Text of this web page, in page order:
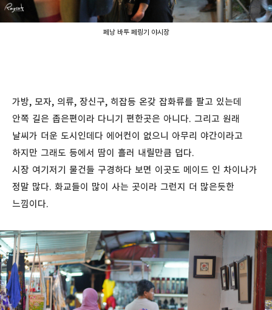
페낭 바투 페링기 야시장
가방, 모자, 의류, 장신구, 히잡등 온갖 잡화류를 팔고 있는데
안쪽 길은 좁은편이라 다니기 편한곳은 아니다. 그리고 원래
날씨가 더운 도시인데다 에어컨이 없으니 아무리 야간이라고
하지만 그래도 등에서 땀이 흘러 내릴만큼 덥다.
시장 여기저기 물건들 구경하다 보면 이곳도 메이드 인 차이나가
정말 많다. 화교들이 많이 사는 곳이라 그런지 더 많은듯한
느낌이다.